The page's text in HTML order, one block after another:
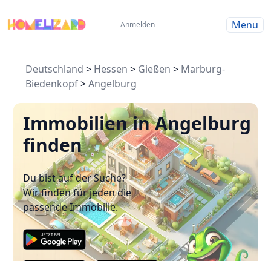
Anmelden Menu
Deutschland > Hessen > Gießen > Marburg-
Biedenkopf>Angelburg
Immobilien in Angelburg
finden
Du bist auf der Suche?
Wir finden für jeden die
passende Immobilie.